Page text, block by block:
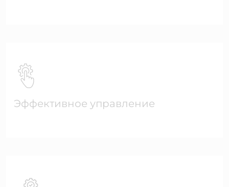
Эффективное управление